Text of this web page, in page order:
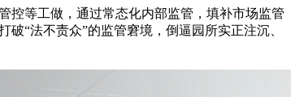
等工做，通过常态化内部监管，填补市场监管
“法不责众”的监管窘境，倒逼园所实正注沉、